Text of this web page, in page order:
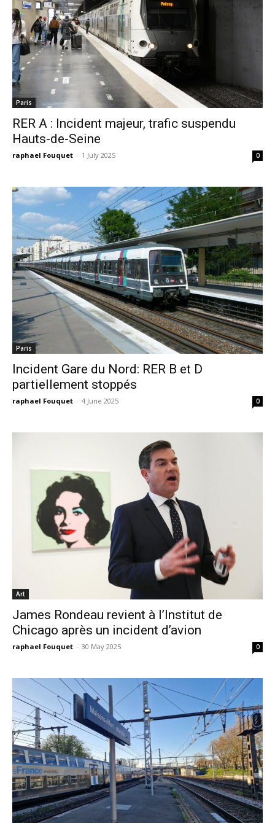
Paris
RER A : Incident majeur, trafic suspendu
Hauts-de-Seine
raphael Fouquet - 1 July 2025 0
Paris
Incident Gare du Nord: RER B et D
partiellement stoppés
raphael Fouquet - 4 June 2025 0
Art
James Rondeau revient à l’Institut de
Chicago après un incident d’avion
raphael Fouquet - 30 May 2025 0